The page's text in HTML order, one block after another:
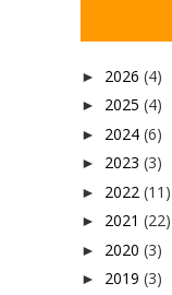
► 2026 (4)
► 2025 (4)
► 2024 (6)
► 2023 (3)
► 2022 (11)
► 2021 (22)
► 2020 (3)
► 2019 (3)